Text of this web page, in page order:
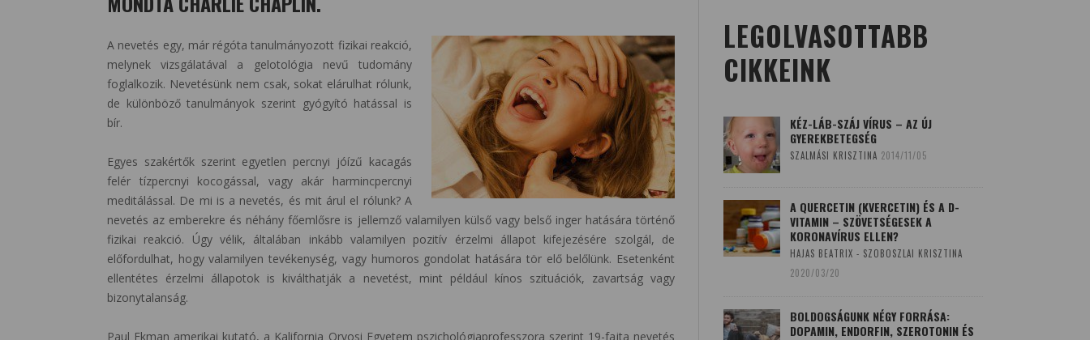
A nevetés egy, már régóta tanulmányozott fizikai reakció,
melynek vizsgálatával a gelotológia nevű tudomány
foglalkozik. Nevetésünk nem csak, sokat elárulhat rólunk,
de különböző tanulmányok szerint gyógyító hatással is
bír.
Egyes szakértők szerint egyetlen percnyi jóízű kacagás
felér tízpercnyi kocogással, vagy akár harmincpercnyi
meditálással. De mi is a nevetés, és mit árul el rólunk? A
nevetés az emberekre és néhány főemlősre is jellemző valamilyen külső vagy belső inger hatására történő
fizikai reakció. Úgy vélik, általában inkább valamilyen pozitív érzelmi állapot kifejezésére szolgál, de
előfordulhat, hogy valamilyen tevékenység, vagy humoros gondolat hatására tör elő belőlünk. Esetenként
ellentétes érzelmi állapotok is kiválthatják a nevetést, mint például kínos szituációk, zavartság vagy
bizonytalanság.
Paul Ekman amerikai kutató, a Kalifornia Orvosi Egyetem pszichológiaprofesszora szerint 19-fajta nevetés
LEGOLVASOTTABB
CIKKEINK
KÉZ-LÁB-SZÁJ VÍRUS – AZ ÚJ
GYEREKBETEGSÉG
SZALMÁSI KRISZTINA 2014/11/05
A QUERCETIN (KVERCETIN) ÉS A D-
VITAMIN – SZÖVETSÉGESEK A
KORONAVÍRUS ELLEN?
HAJAS BEATRIX - SZOBOSZLAI KRISZTINA
2020/03/20
BOLDOGSÁGUNK NÉGY FORRÁSA:
DOPAMIN, ENDORFIN, SZEROTONIN ÉS